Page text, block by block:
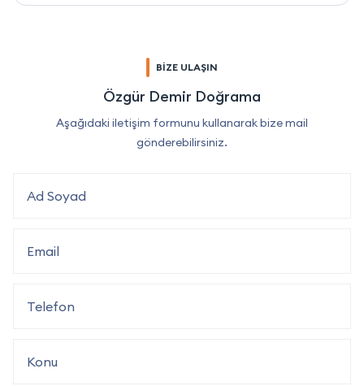
BİZE ULAŞIN
Özgür Demir Doğrama
Aşağıdaki iletişim formunu kullanarak bize mail
gönderebilirsiniz.